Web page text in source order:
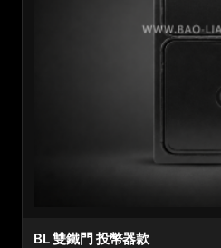
BL 雙鐵門 投幣器款